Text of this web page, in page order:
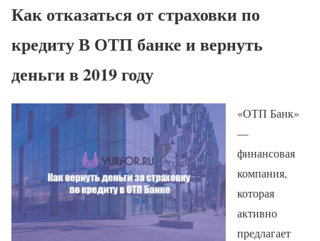
Как отказаться от страховки по
кредиту В ОТП банке и вернуть
деньги в 2019 году
«ОТП Банк»
—
финансовая
компания,
которая
активно
предлагает